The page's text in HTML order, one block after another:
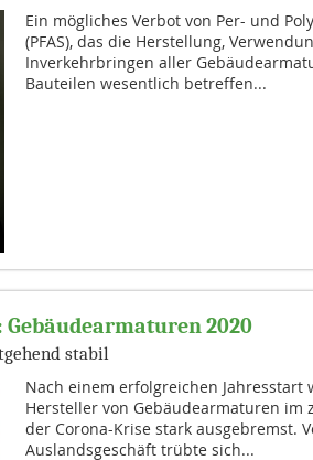
Ein mögliches Verbot von Per- und
(PFAS), das die Herstellung,
Inverkehrbringen aller
Bauteilen wesentlich betreffen...
2020
stabil
Nach einem erfolgreichen Jahresstart
Hersteller von Gebäudearmaturen im
der Corona-Krise stark ausgebremst.
Auslandsgeschäft trübte sich...